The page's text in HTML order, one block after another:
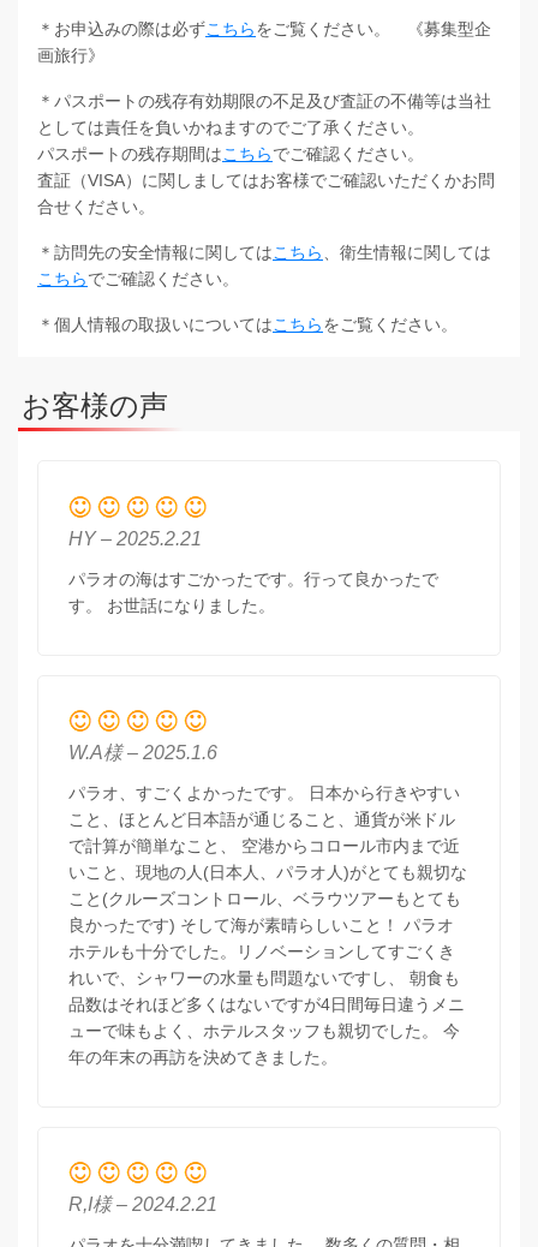
＊お申込みの際は必ずこちらをご覧ください。 《募集型企
画旅行》
＊パスポートの残存有効期限の不足及び査証の不備等は当社
としては責任を負いかねますのでご了承ください。
パスポートの残存期間はこちらでご確認ください。
査証（VISA）に関しましてはお客様でご確認いただくかお問
合せください。
＊訪問先の安全情報に関してはこちら、衛生情報に関しては
こちらでご確認ください。
＊個人情報の取扱いについてはこちらをご覧ください。
お客様の声
HY – 2025.2.21
パラオの海はすごかったです。行って良かったで
す。 お世話になりました。
W.A様 – 2025.1.6
パラオ、すごくよかったです。 日本から行きやすい
こと、ほとんど日本語が通じること、通貨が米ドル
で計算が簡単なこと、 空港からコロール市内まで近
いこと、現地の人(日本人、パラオ人)がとても親切な
こと(クルーズコントロール、ベラウツアーもとても
良かったです) そして海が素晴らしいこと！ パラオ
ホテルも十分でした。リノベーションしてすごくき
れいで、シャワーの水量も問題ないですし、 朝食も
品数はそれほど多くはないですが4日間毎日違うメニ
ューで味もよく、ホテルスタッフも親切でした。 今
年の年末の再訪を決めてきました。
R,I様 – 2024.2.21